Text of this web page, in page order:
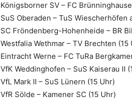
Königsborner SV – FC
SuS Oberaden – TuS Wiescherhöfen
SC Fröndenberg-Hohenheide – BR
Westfalia Wethmar – TV Brechten (15
Eintracht Werne – FC TuRa
VfK Weddinghofen – SuS Kaiserau II
VfL Mark II – SuS Lünern (15 Uhr)
VfR Sölde – Kamener SC (15 Uhr)